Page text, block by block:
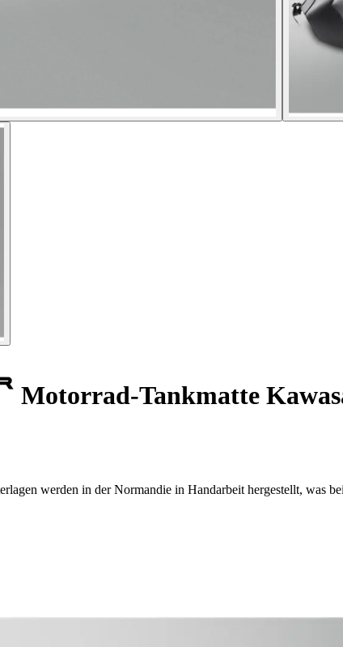
Motorrad-Tankmatte
werden in der Normandie in Handarbeit hergestellt, was